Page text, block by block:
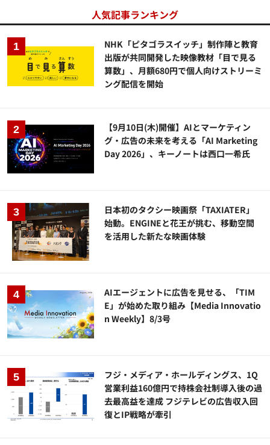
人気記事ランキング
NHK「ピタゴラスイッチ」制作陣と教育
出版が共同開発した映像教材「目で見る
算数」、月額680円で個人向けストリーミ
ング配信を開始
【9月10日(木)開催】AIとマーケティン
グ・広告の未来を考える「AI Marketing
Day 2026」、キーノートは西口一希氏
日本初のタクシー映画祭「TAXIATER」
始動。ENGINEと花王が挑む、移動空間
を活用した新たな映画体験
AIエージェントに広告を見せる、「TIM
E」が始めた取り組み【Media Innovatio
n Weekly】8/3号
フジ・メディア・ホールディングス、1Q
営業利益160億円で持株会社制導入後の過
去最高益を達成 フジテレビの広告収入回
復とIP戦略が牽引